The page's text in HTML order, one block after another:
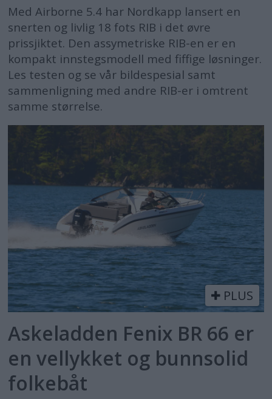
Med Airborne 5.4 har Nordkapp lansert en
snerten og livlig 18 fots RIB i det øvre
prissjiktet. Den assymetriske RIB-en er en
kompakt innstegsmodell med fiffige løsninger.
Les testen og se vår bildespesial samt
sammenligning med andre RIB-er i omtrent
samme størrelse.
PLUS
Askeladden Fenix BR 66 er
en vellykket og bunnsolid
folkebåt